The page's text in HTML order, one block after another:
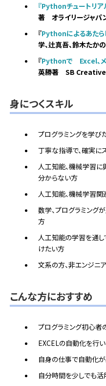
『Pythonチュートリア
著 オライリージャパ
『Pythonによるあた
学、辻真吾、鈴木た
『Pythonで Excel、メ
英勝著 SB Creative
身につくスキル
プログラミングを学び
丁寧な指導で、確実に
人工知能、機械学習に
分からない方
人工知能、機械学習
数学、プログラミング
方
人工知能の学習を通
けたい方
文系の方、非エンジニ
こんな方におすすめ
プログラミング初心者
EXCELの自動化を行
自身の仕事で自動化
自分時間を少しでも活